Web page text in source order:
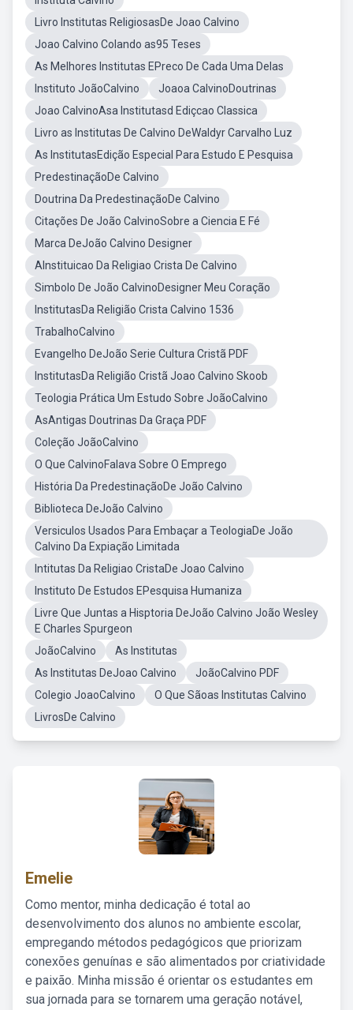
Livro Institutas ReligiosasDe Joao Calvino
Joao Calvino Colando as95 Teses
As Melhores Institutas EPreco De Cada Uma Delas
Instituto JoãoCalvino
Joaoa CalvinoDoutrinas
Joao CalvinoAsa Institutasd Ediçcao Classica
Livro as Institutas De Calvino DeWaldyr Carvalho Luz
As InstitutasEdição Especial Para Estudo E Pesquisa
PredestinaçãoDe Calvino
Doutrina Da PredestinaçãoDe Calvino
Citações De João CalvinoSobre a Ciencia E Fé
Marca DeJoão Calvino Designer
AInstituicao Da Religiao Crista De Calvino
Simbolo De João CalvinoDesigner Meu Coração
InstitutasDa Religião Crista Calvino 1536
TrabalhoCalvino
Evangelho DeJoão Serie Cultura Cristã PDF
InstitutasDa Religião Cristã Joao Calvino Skoob
Teologia Prática Um Estudo Sobre JoãoCalvino
AsAntigas Doutrinas Da Graça PDF
Coleção JoãoCalvino
O Que CalvinoFalava Sobre O Emprego
História Da PredestinaçãoDe João Calvino
Biblioteca DeJoão Calvino
Versiculos Usados Para Embaçar a TeologiaDe João
Calvino Da Expiação Limitada
Intitutas Da Religiao CristaDe Joao Calvino
Instituto De Estudos EPesquisa Humaniza
Livre Que Juntas a Hisptoria DeJoão Calvino João Wesley
E Charles Spurgeon
JoãoCalvino
As Institutas
As Institutas DeJoao Calvino
JoãoCalvino PDF
Colegio JoaoCalvino
O Que Sãoas Institutas Calvino
LivrosDe Calvino
Emelie
Como mentor, minha dedicação é total ao
desenvolvimento dos alunos no ambiente escolar,
empregando métodos pedagógicos que priorizam
conexões genuínas e são alimentados por criatividade
e paixão. Minha missão é orientar os estudantes em
sua jornada para se tornarem uma geração notável,